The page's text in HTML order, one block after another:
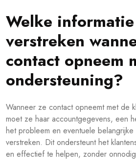
Welke
verstreken
contact opneem
ondersteuning?
Wanneer ze contact opneemt met de
moet ze haar accountgegevens, een
het probleem en eventuele
verstreken. Dit ondersteunt het
en effectief te helpen, zonder